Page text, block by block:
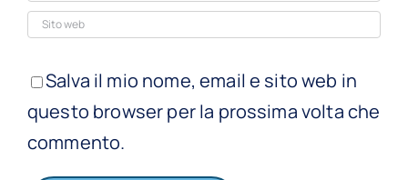
Salva il mio nome, email e sito web in
questo browser per la prossima volta che
commento.